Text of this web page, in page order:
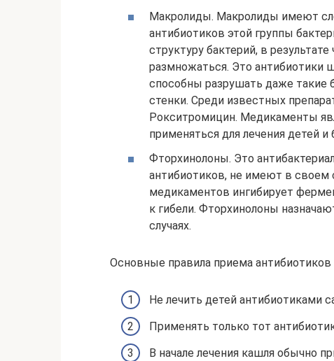
Макролиды. Макролиды имеют
антибиотиков этой группы
структуру бактерий, в
размножаться. Это антибиотики
способны разрушать даже такие
стенки. Среди известных
Рокситромицин. Медикаменты
применяться для лечения детей
Фторхинолоны. Это
антибиотиков, не имеют в своем
медикаментов ингибирует
к гибели. Фторхинолоны
случаях.
Основные правила приема
Не лечить детей антибиотиками
Применять только тот
В начале лечения кашля обычно